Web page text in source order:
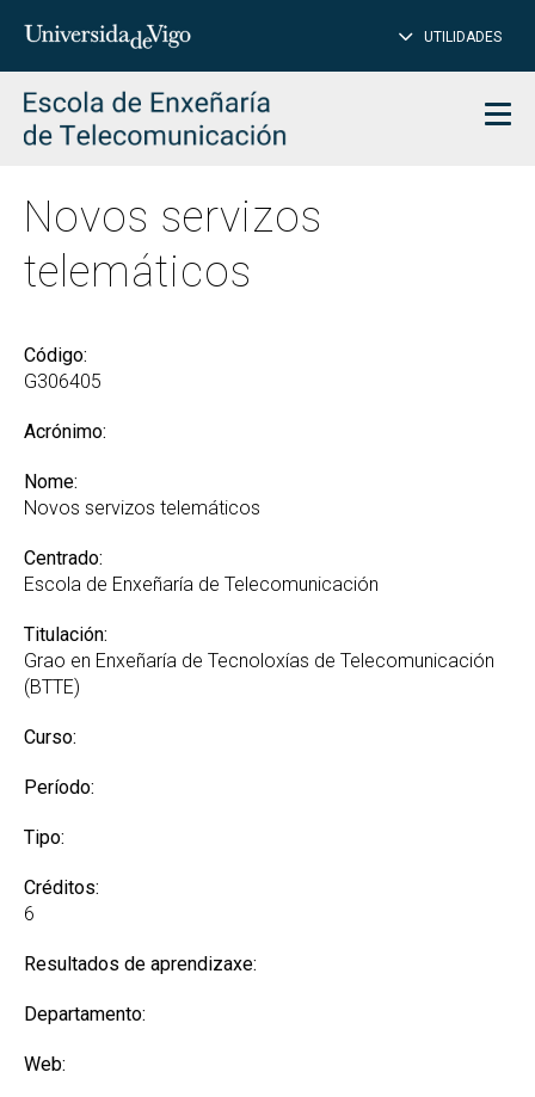
Introduce
para
buscar
UTILIDADES
Novos servizos
telemáticos
Código:
G306405
Acrónimo:
Nome:
Novos servizos telemáticos
Centrado:
Escola de Enxeñaría de Telecomunicación
Titulación:
Grao en Enxeñaría de Tecnoloxías de Telecomunicación
(BTTE)
Curso:
Período:
Tipo:
Créditos:
6
Resultados de aprendizaxe:
Departamento:
Web: